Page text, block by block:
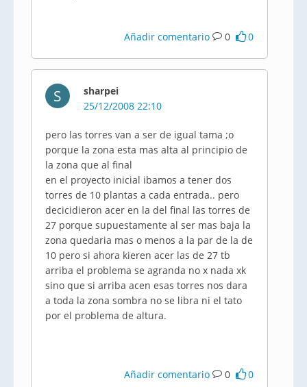
Añadir comentario 0 0
S
sharpei
25/12/2008 22:10
pero las torres van a ser de igual tama ;o
porque la zona esta mas alta al principio de
la zona que al final
en el proyecto inicial ibamos a tener dos
torres de 10 plantas a cada entrada.. pero
decicidieron acer en la del final las torres de
27 porque supuestamente al ser mas baja la
zona quedaria mas o menos a la par de la de
10 pero si ahora kieren acer las de 27 tb
arriba el problema se agranda no x nada xk
sino que si arriba acen esas torres nos dara
a toda la zona sombra no se libra ni el tato
por el problema de altura.
Añadir comentario 0 0